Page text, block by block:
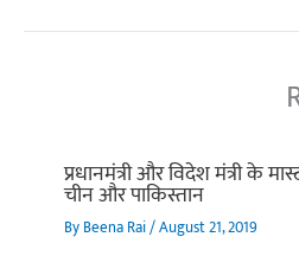
प्रधानमंत्री और विदेश मंत्री के
चीन और पाकिस्तान
ByBeena Rai/August 21, 2019